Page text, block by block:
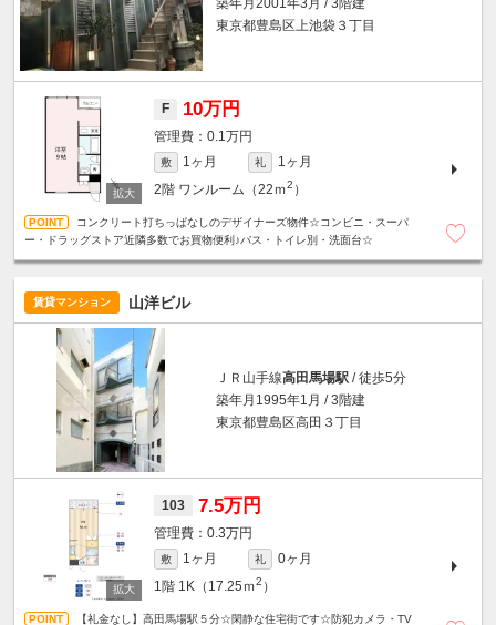
築年月2001年3月 / 3階建
東京都豊島区上池袋３丁目
F 10万円
0.1万円
敷 1ヶ月 礼
1ヶ月
2階 ワンルーム（22ｍ2 ）
コンクリート打ちっぱなしのデザイナーズ物件☆コンビニ・スーパ
ー・ドラッグストア近隣多数でお買物便利♪バス・トイレ別・洗面台☆
賃貸マンション 山洋ビル
ＪＲ山手線高田馬場駅 / 徒歩5分
築年月1995年1月 / 3階建
東京都豊島区高田３丁目
103 7.5万円
0.3万円
敷 1ヶ月 礼
0ヶ月
1階 1K（17.25ｍ2 ）
【礼金なし】高田馬場駅５分☆閑静な住宅街です☆防犯カメラ・TV